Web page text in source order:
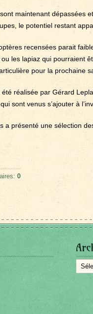
maintenant dépassées
le potentiel restant
recensées parait
les lapiaz qui pourraient
pour la prochaine
été réalisée par Gérard
sont venus s’ajouter à
a présenté une sélection
0
du